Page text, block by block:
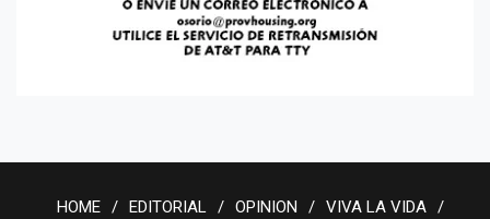
HOME EDITORIAL OPINION
VIVA LA VIDA